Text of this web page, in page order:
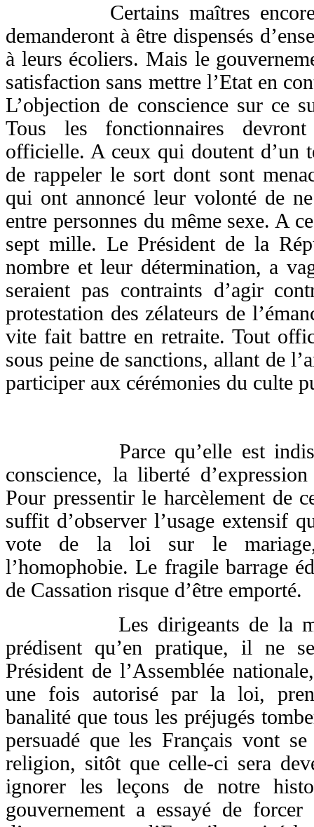
Certains maîtres encore
demanderont à être dispensés
à leurs écoliers. Mais le
satisfaction sans mettre l’Etat en
L’objection de conscience sur ce
Tous les fonctionnaires
officielle. A ceux qui doutent d’un
de rappeler le sort dont sont
qui ont annoncé leur volonté de
entre personnes du même sexe. A
sept mille. Le Président de la
nombre et leur détermination, a
seraient pas contraints d’agir
protestation des zélateurs de
vite fait battre en retraite. Tout
sous peine de sanctions, allant de
participer aux cérémonies du culte
Parce qu’elle est
conscience, la liberté
Pour pressentir le harcèlement de
suffit d’observer l’usage extensif
vote de la loi sur le mariage,
l’homophobie. Le fragile barrage
de Cassation risque d’être
Les dirigeants de la
prédisent qu’en pratique, il ne
Président de l’Assemblée
une fois autorisé par la loi,
banalité que tous les préjugés
persuadé que les Français vont
religion, sitôt que celle-ci sera
ignorer les leçons de notre
gouvernement a essayé de